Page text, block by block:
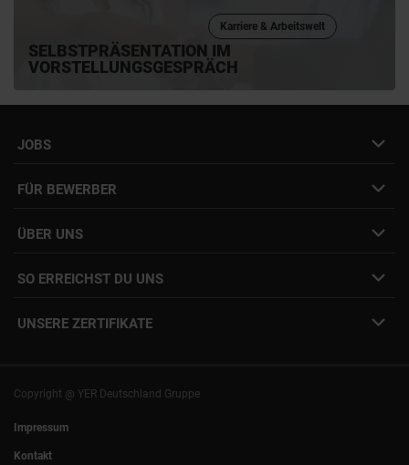
Karriere & Arbeitswelt
SELBSTPRÄSENTATION IM
VORSTELLUNGSGESPRÄCH
JOBS
Initiativbewerbung
Interne Jobs
FÜR BEWERBER
Freelance Vermittlung
ÜBER UNS
Unsere Standorte
Presse
SO ERREICHST DU UNS
+49 (0)89 540210-0
Rostock| Berlin
UNSERE ZERTIFIKATE
Copyright @ YER Deutschland Gruppe
Impressum
Kontakt